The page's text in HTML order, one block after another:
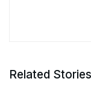
Related Stories